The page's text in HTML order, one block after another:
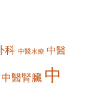
科 中醫水療 中醫
中醫腎臟 中